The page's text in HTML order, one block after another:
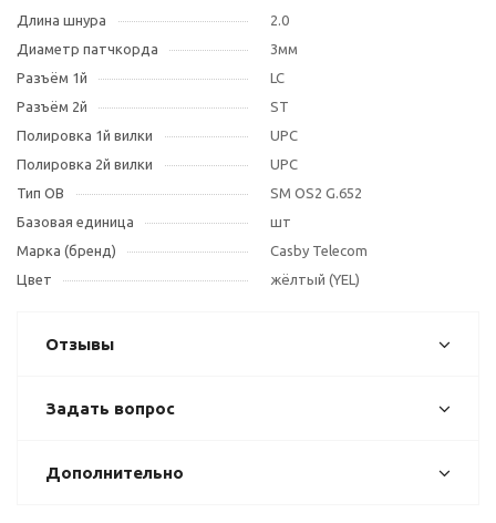
Длина шнура
2.0
Диаметр патчкорда
3мм
Разъём 1й
LC
Разъём 2й
ST
Полировка 1й вилки
UPC
Полировка 2й вилки
UPC
Тип OB
SM OS2 G.652
Базовая единица
шт
Марка (бренд)
Casby Telecom
Цвет
жёлтый (YEL)
Отзывы
Задать вопрос
Дополнительно